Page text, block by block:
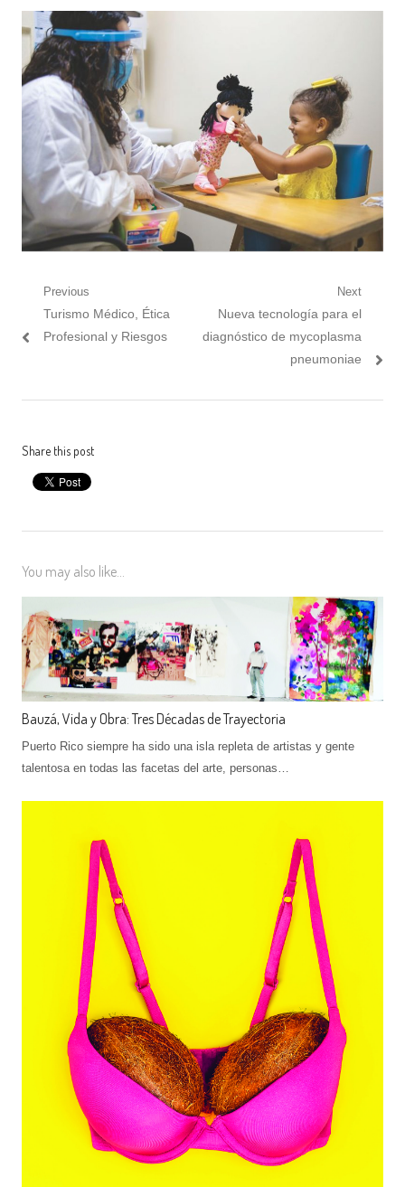
Post
navigation
Previous
Previous
post:
Turismo Médico, Ética
Profesional y Riesgos
Next
Next
post:
Nueva tecnología para el
diagnóstico de mycoplasma
pneumoniae
Share this post
You may also like...
Bauzá, Vida y Obra: Tres Décadas de Trayectoria
Puerto Rico siempre ha sido una isla repleta de artistas y gente
talentosa en todas las facetas del arte, personas…